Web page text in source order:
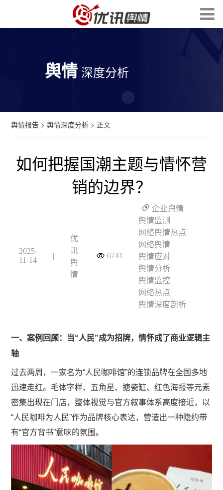
舆情 深度分析
舆情报告 >舆情深度分析 > 正文
如何把握国潮主题与情怀营
销的边界？
2025-
11-14
|
优
讯
舆
情
6741
企业舆情
舆情监测
网络舆情热点
网络舆情
舆情应对
舆情分析
舆情监控
网络热点
舆情深度剖析
一、案例回顾：当“人民”成为招牌，情怀成了商业逻辑主
轴
过去两周，一家名为“人民咖啡馆”的连锁品牌在全国多地
迅速走红。毛体字样、五角星、搪瓷缸、红色海报等元素
密集出现在门店，整体视觉与官方叙事体系高度接近，以
“人民咖啡为人民”作为品牌核心表达，营造出一种隐约带
有“官方背书”意味的氛围。